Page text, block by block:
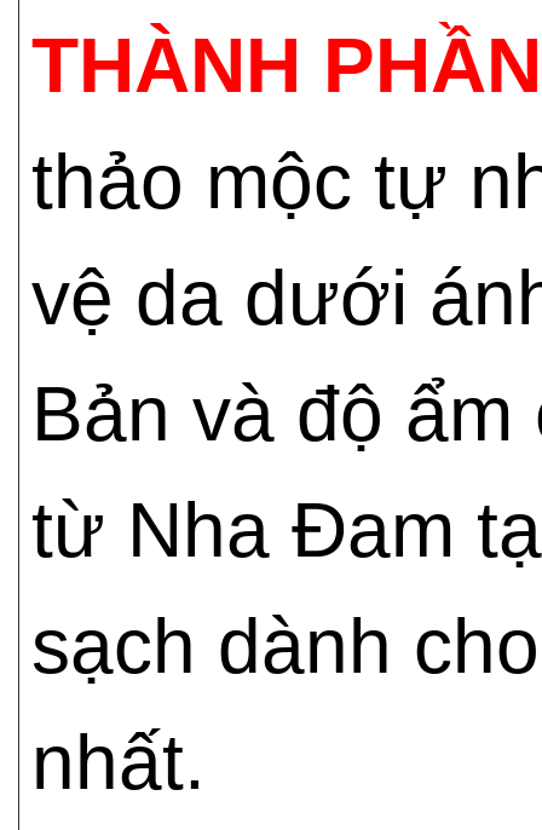
THÀNH
thảo mộc tự
vệ da dưới
Bản và độ
từ Nha Đam
sạch dành
nhất.